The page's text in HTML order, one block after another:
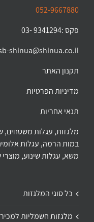
052-9667880
פקס :9341294 -03
shinua@shinua.co.il
תקנון האתר
מדיניות הפרטיות
תנאי אחריות
מלגזות, עגלות משטחים,
במות הרמה, עגלות
משא, עגלות שינוע,
כל סוגי המלגזות
מלגזות חשמליות